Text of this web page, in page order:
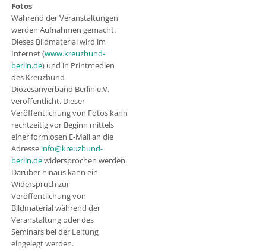
Fotos
Während der Veranstaltungen
werden Aufnahmen gemacht.
Dieses Bildmaterial wird im
Internet (www.kreuzbund-
berlin.de) und in Printmedien
des Kreuzbund
Diözesanverband Berlin e.V.
veröffentlicht. Dieser
Veröffentlichung von Fotos kann
rechtzeitig vor Beginn mittels
einer formlosen E-Mail an die
Adresse info@kreuzbund-
berlin.dewidersprochen werden.
Darüber hinaus kann ein
Widerspruch zur
Veröffentlichung von
Bildmaterial während der
Veranstaltung oder des
Seminars bei der Leitung
eingelegt werden.